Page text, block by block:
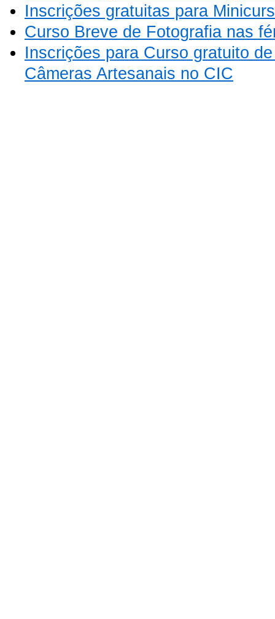
Inscrições gratuitas para
Curso Breve de Fotografia nas
Inscrições para Curso gratuito
Câmeras Artesanais no CIC